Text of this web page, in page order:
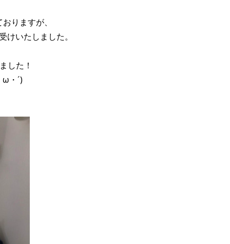
りますが、
いたしました。
した！
・´)ゞ